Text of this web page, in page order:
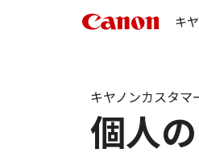
キ
個人
キヤノンカスタ